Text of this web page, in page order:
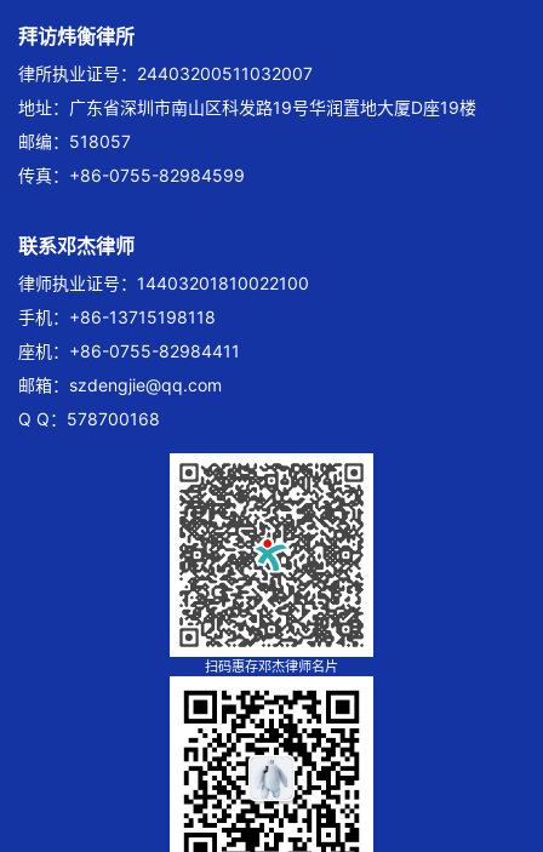
拜访炜衡律所
律所执业证号：24403200511032007
地址：广东省深圳市南山区科发路19号华润置地大厦D座19楼
邮编：518057
传真：+86-0755-82984599
联系邓杰律师
律师执业证号：14403201810022100
手机：+86-13715198118
座机：+86-0755-82984411
邮箱： szdengjie@qq.com
Q Q：578700168
扫码惠存邓杰律师名片